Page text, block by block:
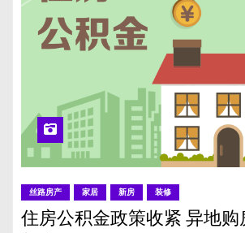
丝路房产 家居 新房 装修
住房公积金政策收紧 异地购